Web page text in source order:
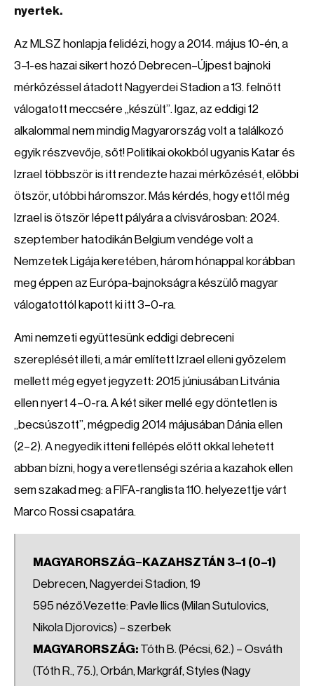
nyertek.
Az MLSZ honlapja felidézi, hogy a 2014. május 10-én, a
3–1-es hazai sikert hozó Debrecen–Újpest bajnoki
mérkőzéssel átadott Nagyerdei Stadion a 13. felnőtt
válogatott meccsére „készült”. Igaz, az eddigi 12
alkalommal nem mindig Magyarország volt a találkozó
egyik részvevője, sőt! Politikai okokból ugyanis Katar és
Izrael többször is itt rendezte hazai mérkőzését, előbbi
ötször, utóbbi háromszor. Más kérdés, hogy ettől még
Izrael is ötször lépett pályára a cívisvárosban: 2024.
szeptember hatodikán Belgium vendége volt a
Nemzetek Ligája keretében, három hónappal korábban
meg éppen az Európa-bajnokságra készülő magyar
válogatottól kapott ki itt 3–0-ra.
Ami nemzeti együttesünk eddigi debreceni
szereplését illeti, a már említett Izrael elleni győzelem
mellett még egyet jegyzett: 2015 júniusában Litvánia
ellen nyert 4–0-ra. A két siker mellé egy döntetlen is
„becsúszott”, mégpedig 2014 májusában Dánia ellen
(2–2). A negyedik itteni fellépés előtt okkal lehetett
abban bízni, hogy a veretlenségi széria a kazahok ellen
sem szakad meg: a FIFA-ranglista 110. helyezettje várt
Marco Rossi csapatára.
MAGYARORSZÁG–KAZAHSZTÁN 3–1 (0–1)
Debrecen, Nagyerdei Stadion, 19
595 néző.Vezette: Pavle Ilics (Milan Sutulovics,
Nikola Djorovics) – szerbek
MAGYARORSZÁG: Tóth B. (Pécsi, 62.) – Osváth
(Tóth R., 75.), Orbán, Markgráf, Styles (Nagy